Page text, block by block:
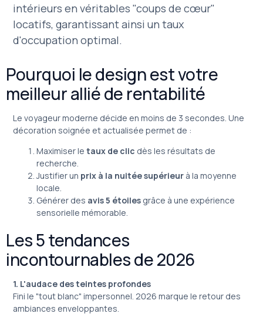
intérieurs en véritables "coups de cœur"
locatifs, garantissant ainsi un taux
d'occupation optimal.
Pourquoi le design est votre
meilleur allié de rentabilité
Le voyageur moderne décide en moins de 3 secondes. Une
décoration soignée et actualisée permet de :
Maximiser le taux de clic dès les résultats de
recherche.
Justifier un prix à la nuitée supérieur à la moyenne
locale.
Générer des avis 5 étoiles grâce à une expérience
sensorielle mémorable.
Les 5 tendances
incontournables de 2026
1. L'audace des teintes profondes
Fini le "tout blanc" impersonnel. 2026 marque le retour des
ambiances enveloppantes.